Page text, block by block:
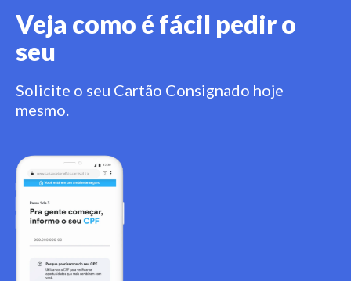
Veja como é fácil pedir o
seu
Solicite o seu Cartão Consignado hoje
mesmo.